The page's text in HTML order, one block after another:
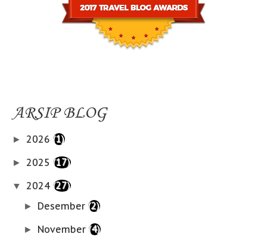
ARSIP BLOG
► 2026 (1)
► 2025 (17)
▼ 2024 (27)
► Desember(2)
► November(4)